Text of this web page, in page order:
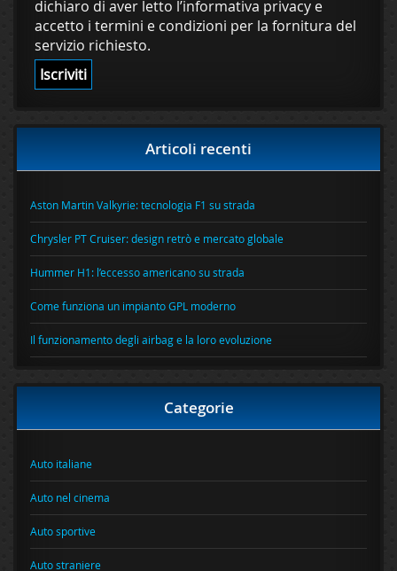
dichiaro di aver letto l’informativa privacy e
accetto i termini e condizioni per la fornitura del
servizio richiesto.
Articoli recenti
Aston Martin Valkyrie: tecnologia F1 su strada
Chrysler PT Cruiser: design retrò e mercato globale
Hummer H1: l’eccesso americano su strada
Come funziona un impianto GPL moderno
Il funzionamento degli airbag e la loro evoluzione
Categorie
Auto italiane
Auto nel cinema
Auto sportive
Auto straniere